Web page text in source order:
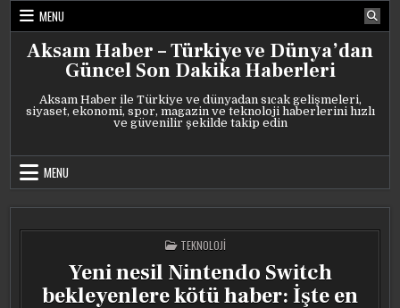
Skip
content
MENU
Aksam Haber – Türkiye ve Dünya’dan
Güncel Son Dakika Haberleri
Aksam Haber ile Türkiye ve dünyadan sıcak gelişmeleri,
siyaset, ekonomi, spor, magazin ve teknoloji haberlerini hızlı
ve güvenilir şekilde takip edin
MENU
POSTED
IN
TEKNOLOJI
Yeni nesil Nintendo Switch
bekleyenlere kötü haber: İşte en